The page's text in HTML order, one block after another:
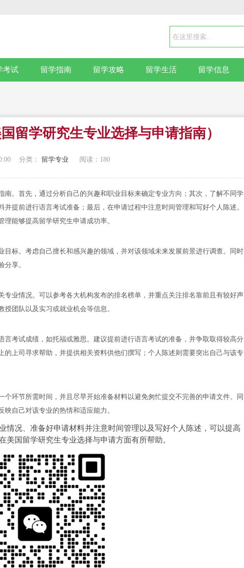
考试 留学指南 留学攻略 留学生活 留学信息
留学研究生专业选择与申请指南）
分类： 留学专业 阅读： 180
。首先，通过分析自己的兴趣和职业目标来确定专业方向；其次，了解不同学
提前进行语言考试准备；最后，在申请过程中注意时间管理和写好个人陈述。
能够提高留学研究生申请成功率。
标。考虑自己擅长和感兴趣的领域，并对该领域未来发展前景进行调查。同时
分享。
业情况。可以参考各大机构发布的排名榜单，并重点关注排名靠前且有较好声
团队以及实习或就业机会等信息。
考试成绩，如托福或雅思。建议提前进行语言考试的准备，并争取取得较高分
上司寻求帮助，并提供相关资料供他们撰写；个人陈述则需要突出自己与该专
环节所需时间，并且尽早开始准备材料以避免匆忙提交不完善的申请文件。同
自己对该专业的热情和适应能力。
情况、准备好申请材料并注意时间管理以及写好个人陈述，可以提高
国留学研究生专业选择与申请方面有所帮助。